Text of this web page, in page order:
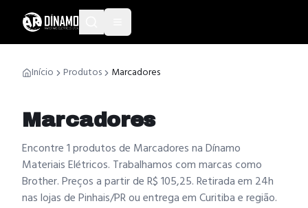
Início Produtos Marcadores
Marcadores
Encontre 1 produtos de Marcadores na Dínamo
Materiais Elétricos. Trabalhamos com marcas como
Brother. Preços a partir de R$ 105,25. Retirada em 24h
nas lojas de Pinhais/PR ou entrega em Curitiba e região.